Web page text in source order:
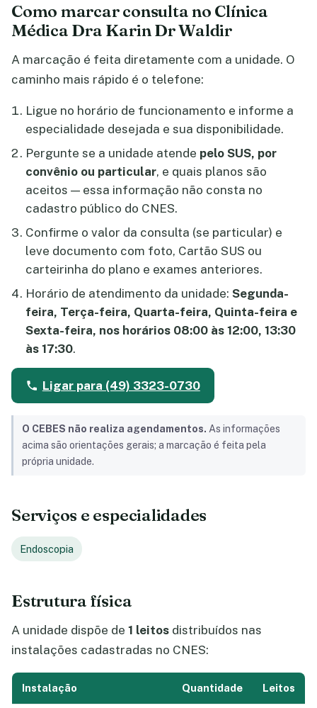
Como marcar consulta no Clínica
Médica Dra Karin Dr Waldir
A marcação é feita diretamente com a unidade. O
caminho mais rápido é o telefone:
Ligue no horário de funcionamento e informe a
especialidade desejada e sua disponibilidade.
Pergunte se a unidade atende pelo SUS, por
convênio ou particular, e quais planos são
aceitos — essa informação não consta no
cadastro público do CNES.
Confirme o valor da consulta (se particular) e
leve documento com foto, Cartão SUS ou
carteirinha do plano e exames anteriores.
Horário de atendimento da unidade: Segunda-
feira, Terça-feira, Quarta-feira, Quinta-feira e
Sexta-feira, nos horários 08:00 às 12:00, 13:30
às 17:30.
Ligar para (49) 3323-0730
O CEBES não realiza agendamentos. As informações
acima são orientações gerais; a marcação é feita pela
própria unidade.
Serviços e especialidades
Endoscopia
Estrutura física
A unidade dispõe de 1 leitos distribuídos nas
instalações cadastradas no CNES:
Instalação Quantidade Leitos